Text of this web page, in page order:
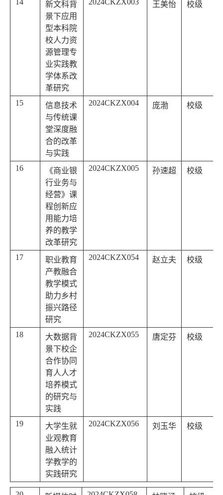
14
新文科背
景下应用
型本科院
校人力资
源管理专
业实践教
学体系改
革研究
2024CKZX003 王美怡 校级
15
信息技术
与传统课
堂深度融
合的改革
与实践
2024CKZX004 庞渤 校级
16
《商业银
行业务与
经营》课
程创新应
用能力培
养的教学
改革研究
2024CKZX005 孙速超 校级
17
职业教育
产教融合
教学模式
助力乡村
振兴路径
研究
2024CKZX054 赵立夫 校级
18
大数据背
景下校企
合作协同
育人人才
培养模式
的研究与
实践
2024CKZX055 唐定芬 校级
19
大学生就
业观教育
融入统计
学教学的
实践研究
2024CKZX056 刘玉华 校级